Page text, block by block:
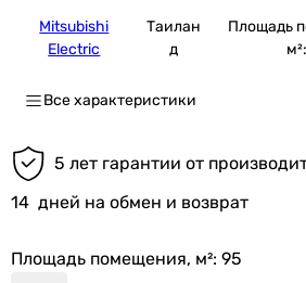
Mitsubishi
Electric
Таилан
д
Площадь
Все характеристики
5 лет гарантии от
14 дней на обмен и возврат
Площадь помещения, м²: 95